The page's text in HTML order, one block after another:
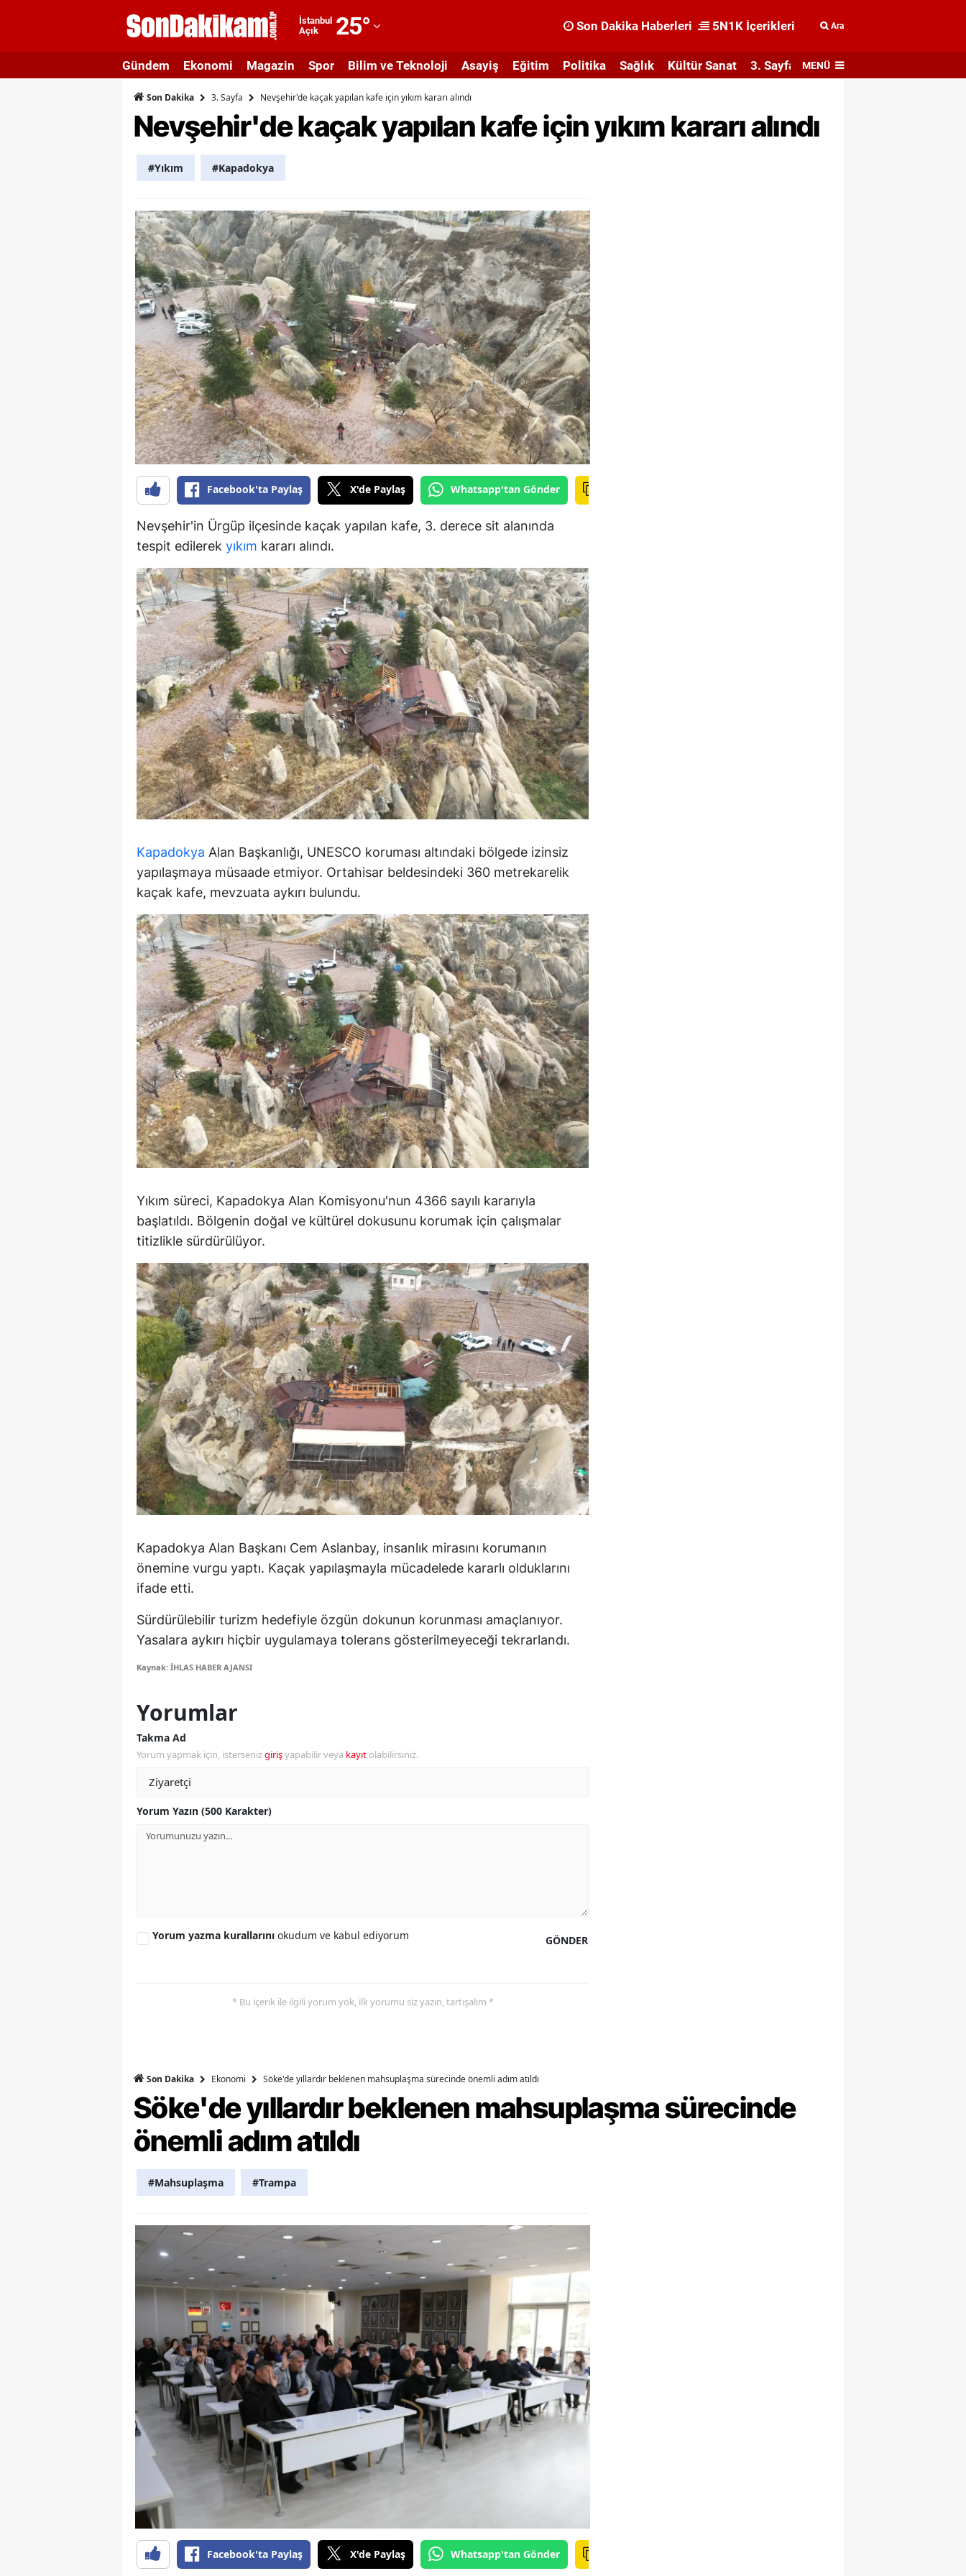
İstanbul
Açık
25°
Adıyaman
Afyonkarahisar
Ağrı
Antalya
Artvin
Aydın
Balıkesir
Bilecik
Bingöl
Bitlis
Bolu
Burdur
Bursa
Çankırı
Çorum
Denizli
Diyarbakır
Edirne
Elazığ
Erzincan
Erzurum
Eskişehir
Gaziantep
Gümüşhane
Hakkari
Hatay
Isparta
Mersin
İstanbul
İzmir
Kars
Kastamonu
Kayseri
Kırklareli
Kırşehir
Kocaeli
Kütahya
Malatya
Manisa
Kahramanmaraş
Mardin
Muğla
Muş
Nevşehir
Niğde
Ordu
Rize
Samsun
Tekirdağ
Karaman
Kırıkkale
Batman
Ardahan
Yalova
Karabük
Kilis
Osmaniye
Düzce
Son Dakika Haberleri 5N1K İçerikleri Ara
Gündem Ekonomi Magazin Spor Bilim ve Teknoloji Asayiş Eğitim Politika Sağlık Kültür Sanat 3. Sayfa MENÜ
Son Dakika 3. Sayfa Nevşehir'de kaçak yapılan kafe için yıkım kararı alındı
Nevşehir'de kaçak yapılan kafe için yıkım kararı alındı
#Yıkım #Kapadokya
Facebook'ta Paylaş X'de Paylaş Whatsapp'tan Gönder
Nevşehir'in Ürgüp ilçesinde kaçak yapılan kafe, 3. derece sit alanında
tespit edilerek yıkım kararı alındı.
Kapadokya Alan Başkanlığı, UNESCO koruması altındaki bölgede izinsiz
yapılaşmaya müsaade etmiyor. Ortahisar beldesindeki 360 metrekarelik
kaçak kafe, mevzuata aykırı bulundu.
Yıkım süreci, Kapadokya Alan Komisyonu'nun 4366 sayılı kararıyla
başlatıldı. Bölgenin doğal ve kültürel dokusunu korumak için çalışmalar
titizlikle sürdürülüyor.
Kapadokya Alan Başkanı Cem Aslanbay, insanlık mirasını korumanın
önemine vurgu yaptı. Kaçak yapılaşmayla mücadelede kararlı olduklarını
ifade etti.
Sürdürülebilir turizm hedefiyle özgün dokunun korunması amaçlanıyor.
Yasalara aykırı hiçbir uygulamaya tolerans gösterilmeyeceği tekrarlandı.
Kaynak: İHLAS HABER AJANSI
Yorumlar
Takma Ad
Yorum yapmak için, istersenizgirişyapabilir veya kayıt olabilirsiniz.
Yorum Yazın (500 Karakter)
GÖNDER
Yorum yazma kurallarını okudum ve kabul ediyorum
* Bu içerik ile ilgili yorum yok, ilk yorumu siz yazın, tartışalım *
Son Dakika Ekonomi Söke'de yıllardır beklenen mahsuplaşma sürecinde önemli adım atıldı
Söke'de yıllardır beklenen mahsuplaşma sürecinde
önemli adım atıldı
#Mahsuplaşma #Trampa
Facebook'ta Paylaş X'de Paylaş Whatsapp'tan Gönder